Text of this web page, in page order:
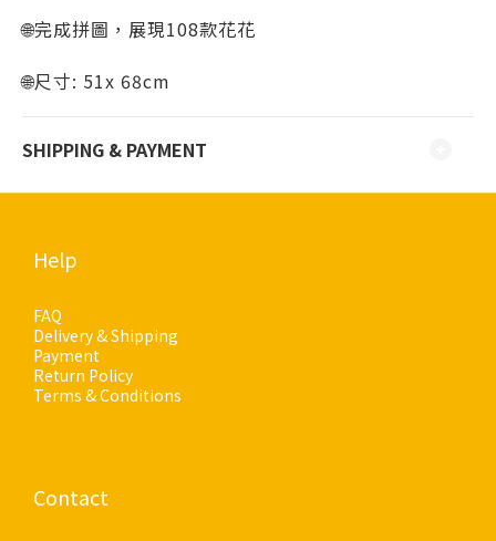
🌐完成拼圖， 展現108款花花
🌐尺寸: 51x 68cm
SHIPPING & PAYMENT
Help
FAQ
Delivery & Shipping
Payment
Return Policy
Terms & Conditions
Contact